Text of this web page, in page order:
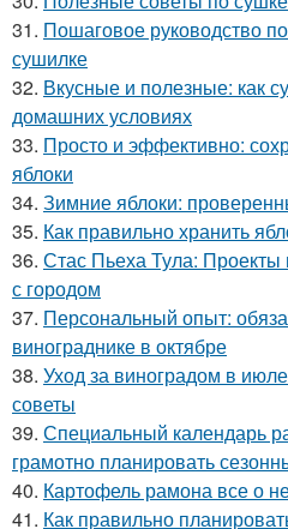
31. Пошаговое руководство
сушилке
32. Вкусные и полезные: как
домашних условиях
33. Просто и эффективно:
яблоки
34. Зимние яблоки:
35. Как правильно хранить
36. Стас Пьеха Тула:
с городом
37. Персональный опыт:
винограднике в октябре
38. Уход за виноградом в
советы
39. Специальный календарь
грамотно планировать
40. Картофель рамона все о
41. Как правильно